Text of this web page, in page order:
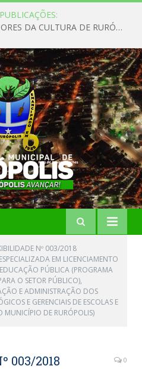
ESCUTA PÚBLICA COM AUTORES DA CULTURA DE RURÓPOLIS
Nº 003/2018
EM LICENCIAMENTO
PÚBLICA (PROGRAMA
O SETOR PÚBLICO),
E ADMINISTRAÇÃO DOS
E GERENCIAIS DE ESCOLAS E
MUNICÍPIO DE RURÓPOLIS)
003/2018
0